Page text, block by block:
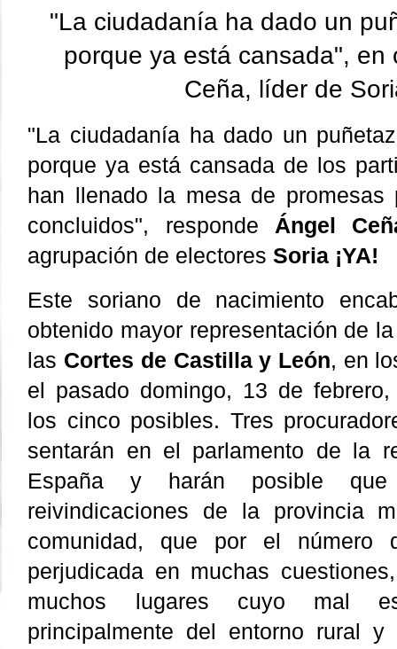
"La ciudadanía ha dado un
porque ya está cansada", en
Ceña, líder de
"La ciudadanía ha dado un
porque ya está cansada de los
han llenado la mesa de promesas
concluidos", responde Ángel
agrupación de electoresSoria ¡YA!
Este soriano de nacimiento
obtenido mayor representación de
las Cortes de Castilla y León, en
el pasado domingo, 13 de
los cinco posibles. Tres
sentarán en el parlamento de la
España y harán posible
reivindicaciones de la provincia
comunidad, que por el número
perjudicada en muchas
muchos lugares cuyo mal
principalmente del entorno rural y